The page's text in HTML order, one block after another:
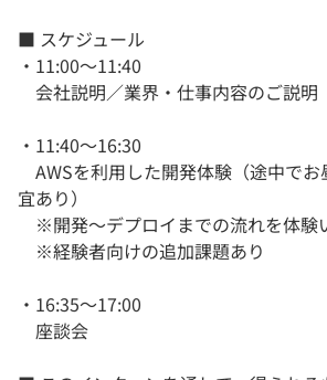
■ スケジュール
・11:00～11:40
会社説明／業界・仕事内容のご説明
・11:40～16:30
AWSを利用した開発体験（途中で
宜あり）
※開発～デプロイまでの流れを体験
※経験者向けの追加課題あり
・16:35～17:00
座談会